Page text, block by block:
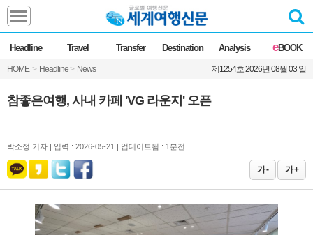
Headline Travel Transfer Destination Analysis eBOOK
HOME > Headline > News 제1254호 2026년 08월 03 일
Headline
전체 News
Commentary Opinion
Focus Marketing
Destination
참좋은여행, 사내 카페 'VG 라운지' 오픈
박소정 기자 | 입력 : 2026-05-21 | 업데이트됨 : 1분전
가 - 가 +